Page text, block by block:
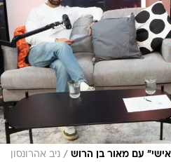
עם מאור בן הרוש / ניב אהרונסון